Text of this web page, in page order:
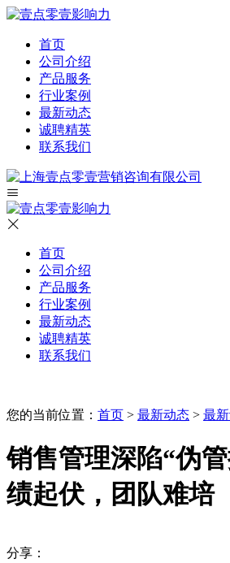
首页
公司介绍
产品服务
行业案例
最新动态
诚聘精英
联系我们
首页
公司介绍
产品服务
行业案例
最新动态
诚聘精英
联系我们
您的当前位置： 首页 > 最新动态 > 最
销售管理深陷“伪
绩起伏，团队难培
分享：